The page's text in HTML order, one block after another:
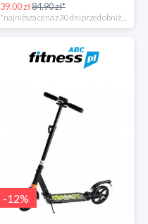
39.00 zł84.90 zł*
*najniższa cena z 30 dni przed obniżką
-12%